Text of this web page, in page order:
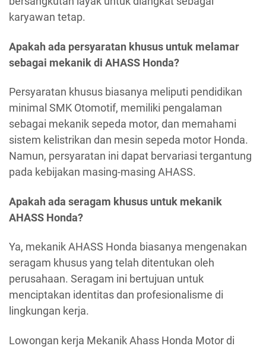
karyawan tetap.
Apakah ada persyaratan khusus untuk melamar
sebagai mekanik di AHASS Honda?
Persyaratan khusus biasanya meliputi pendidikan
minimal SMK Otomotif, memiliki pengalaman
sebagai mekanik sepeda motor, dan memahami
sistem kelistrikan dan mesin sepeda motor Honda.
Namun, persyaratan ini dapat bervariasi tergantung
pada kebijakan masing-masing AHASS.
Apakah ada seragam khusus untuk mekanik
AHASS Honda?
Ya, mekanik AHASS Honda biasanya mengenakan
seragam khusus yang telah ditentukan oleh
perusahaan. Seragam ini bertujuan untuk
menciptakan identitas dan profesionalisme di
lingkungan kerja.
Lowongan kerja Mekanik Ahass Honda Motor di